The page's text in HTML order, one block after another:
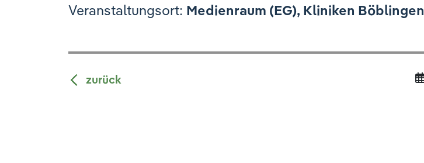
Veranstaltungsort: Medienraum (EG), Kliniken Böblingen
zurück